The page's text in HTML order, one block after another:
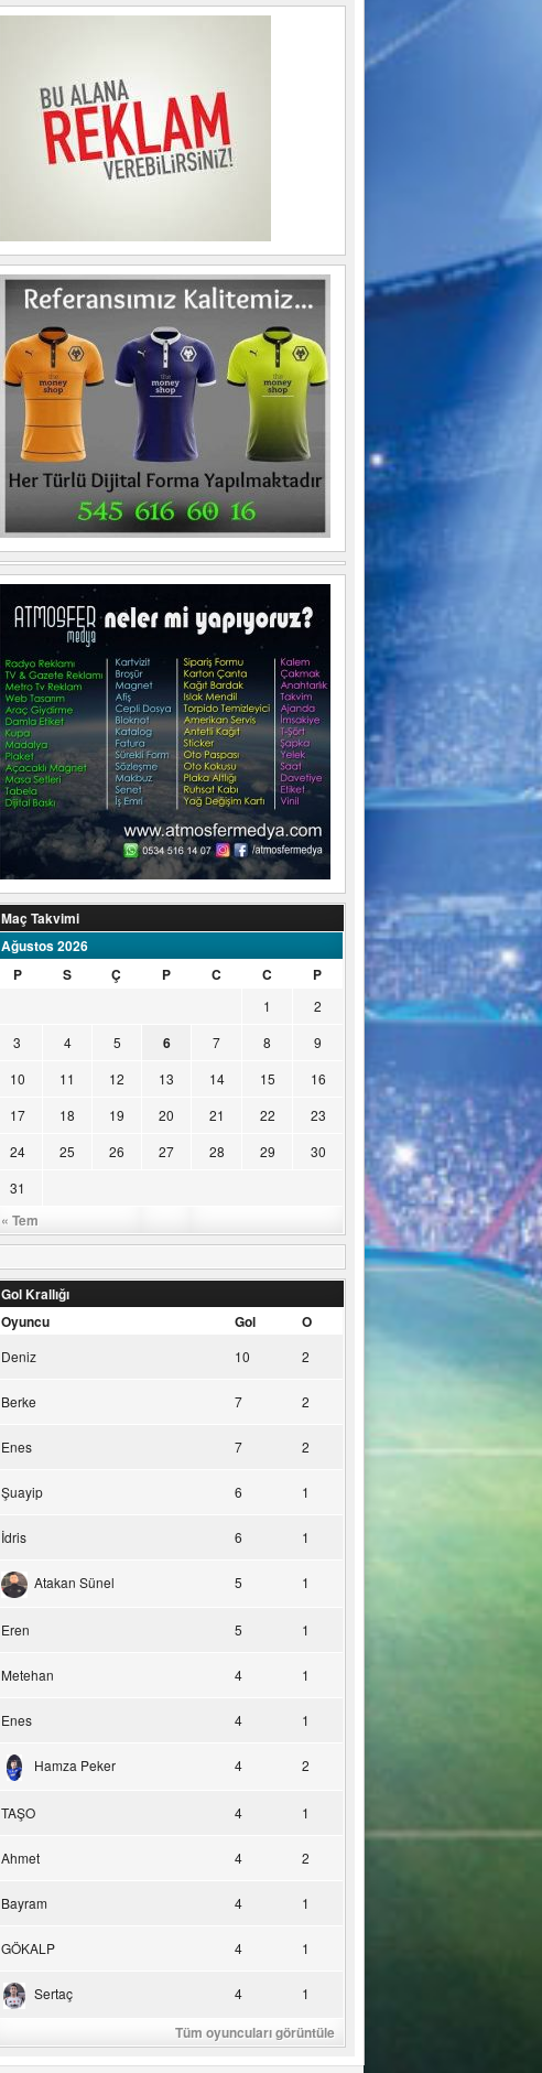
Maç Takvimi
Ağustos 2026
P
S Ç P C C P
« Tem
1
2
3
4 5 6 7 8
9
10
11 12 13 14 15
16
17
18 19 20 21 22
23
24
25 26 27 28 29
30
31
Gol Krallığı
Oyuncu
Gol O
Deniz 10 2
Berke 7 2
Enes 7 2
Şuayip 6 1
İdris 6 1
Atakan Sünel 5 1
Eren 5 1
Metehan 4 1
Enes 4 1
Hamza Peker 4 2
TAŞO 4 1
Ahmet 4 2
Bayram 4 1
GÖKALP 4 1
Sertaç 4 1
Tüm oyuncuları görüntüle